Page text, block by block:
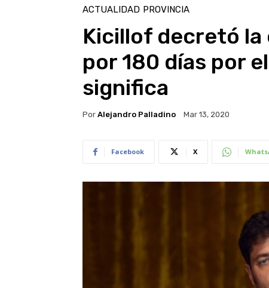
ACTUALIDAD PROVINCIA
Kicillof decretó la
por 180 días por
significa
Por Alejandro Palladino Mar 13, 2020
Facebook X